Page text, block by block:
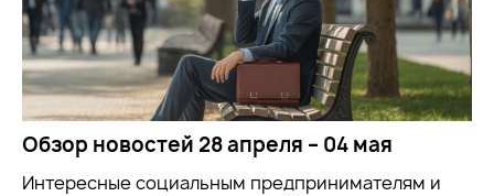
Обзор новостей 28 апреля – 04 мая
Интересные социальным предпринимателям и